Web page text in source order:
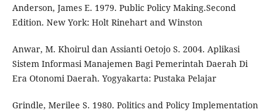
Anderson, James E. 1979. Public Policy Making.Second
Edition. New York: Holt Rinehart and Winston
Anwar, M. Khoirul dan Assianti Oetojo S. 2004. Aplikasi
Sistem Informasi Manajemen Bagi Pemerintah Daerah Di
Era Otonomi Daerah. Yogyakarta: Pustaka Pelajar
Grindle, Merilee S. 1980. Politics and Policy Implementation